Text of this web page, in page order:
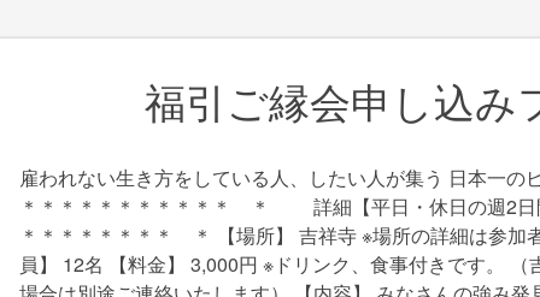
福引ご縁会申し込み
雇われない生き方をしている人、したい人が集う 日本一
＊＊＊＊＊＊＊＊＊＊＊ ＊ 詳細【平日・休日の週2日
＊＊＊＊＊＊＊＊ ＊ 【場所】 吉祥寺 ※場所の詳細は参加
員】 12名 【料金】 3,000円 ※ドリンク、食事付きです。